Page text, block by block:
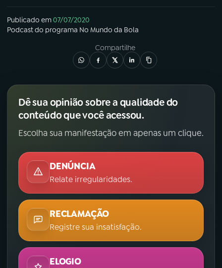
Publicado em07/07/2020
Podcastdo programa No Mundo da Bola
Compartilhe
Dê sua opinião sobre a qualidade do
conteúdo que você acessou.
Escolha sua manifestação em apenas um clique.
DENÚNCIA
Relate irregularidades.
RECLAMAÇÃO
Registre sua insatisfação.
ELOGIO